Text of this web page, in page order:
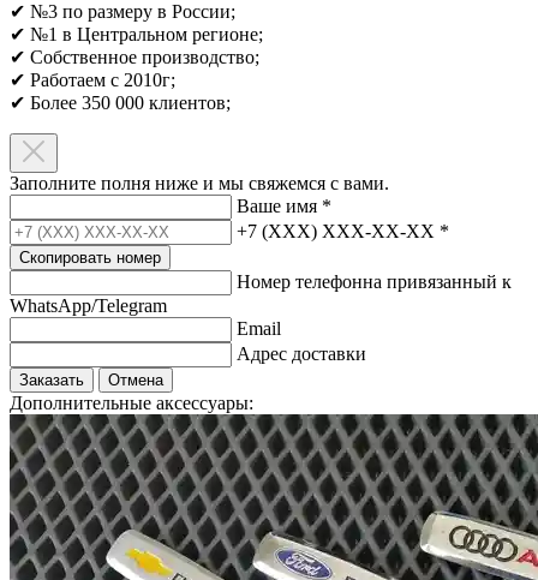
✔ №3 по размеру в России;
✔ №1 в Центральном регионе;
✔ Собственное производство;
✔ Работаем с 2010г;
✔ Более 350 000 клиентов;​
Заполните полня ниже и мы свяжемся с вами.
Ваше имя *
+7 (XXX) XXX-XX-XX *
Скопировать номер
Номер телефонна привязанный к
WhatsApp/Telegram
Email
Адрес доставки
Заказать Отмена
Дополнительные аксессуары: